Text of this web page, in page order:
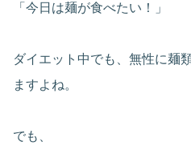
「今日は麺が食べたい！」
ダイエット中でも、無性に麺
ますよね。
でも、